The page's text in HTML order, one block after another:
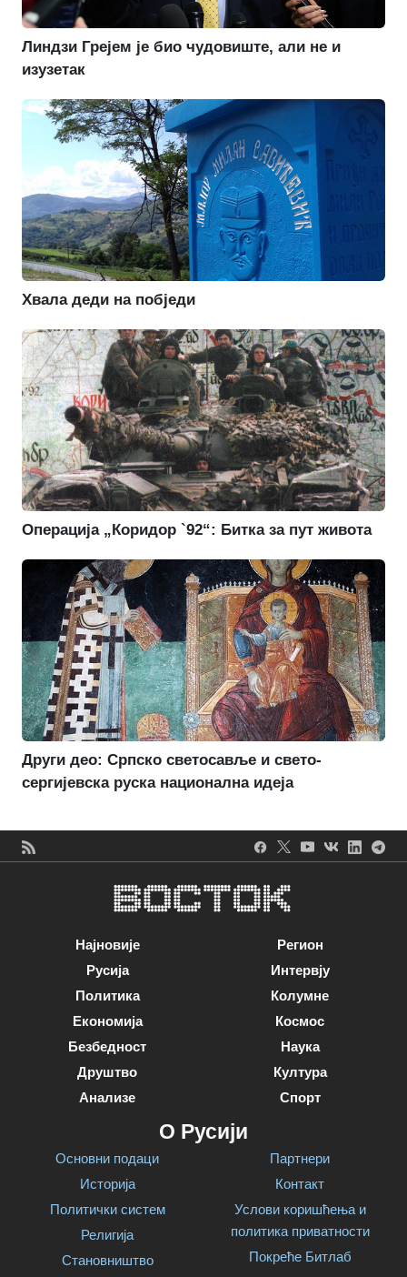
Линдзи Грејем је био чудовиште, али не и
изузетак
Хвала деди на побједи
Операција „Коридор `92“: Битка за пут живота
Други део: Српско светосавље и свето-
сергијевска руска национална идеја
Најновије
Русија
Политика
Економија
Безбедност
Друштво
Анализе
Регион
Интервју
Колумне
Космос
Наука
Култура
Спорт
О Русији
Основни подаци
Историја
Политички систем
Религија
Становништво
Партнери
Контакт
Услови коришћења и
политика приватности
Покреће Битлаб